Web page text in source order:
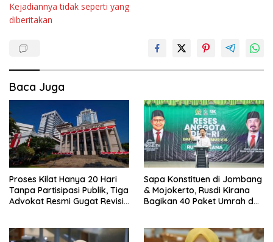
Kejadiannya tidak seperti yang
diberitakan
Baca Juga
Proses Kilat Hanya 20 Hari
Tanpa Partisipasi Publik, Tiga
Advokat Resmi Gugat Revisi
Sapa Konstituen di Jombang
& Mojokerto, Rusdi Kirana
Bagikan 40 Paket Umrah dan